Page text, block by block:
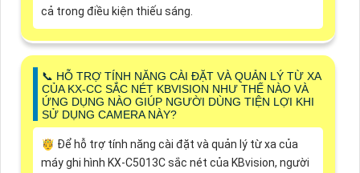
cả trong điều kiện thiếu sáng.
📞 HỖ TRỢ TÍNH NĂNG CÀI ĐẶT VÀ QUẢN LÝ TỪ XA
CỦA KX-CC SẮC NÉT KBVISION NHƯ THẾ NÀO VÀ
ỨNG DỤNG NÀO GIÚP NGƯỜI DÙNG TIỆN LỢI KHI
SỬ DỤNG CAMERA NÀY?
🤴 Để hỗ trợ tính năng cài đặt và quản lý từ xa của
máy ghi hình KX-C5013C sắc nét của KBvision, người